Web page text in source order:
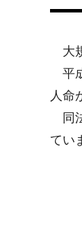
大
平
人命
同
てい